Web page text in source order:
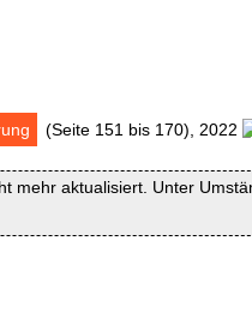
(Seite 151 bis 170), 2022
mehr aktualisiert. Unter